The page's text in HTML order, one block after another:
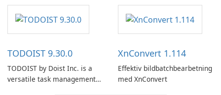
users capture, organize, and
access information across
TODOIST 9.30.0
TODOIST by Doist Inc. is a
versatile task management
XnConvert 1.114
Effektiv bildbatchbearbetning
med XnConvert